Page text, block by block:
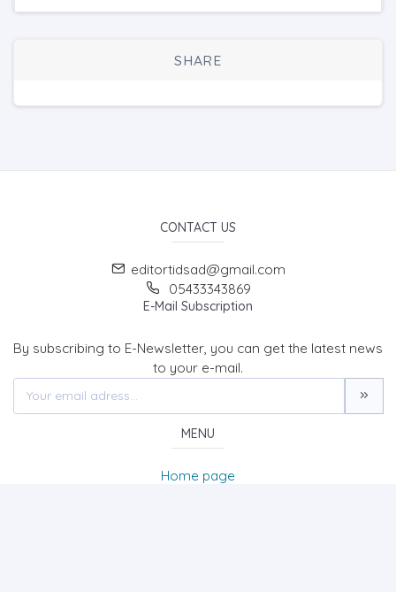
SHARE
CONTACT US
editortidsad@gmail.com
05433343869
E-Mail Subscription
By subscribing to E-Newsletter, you can get the latest news
to your e-mail.
MENU
Home page